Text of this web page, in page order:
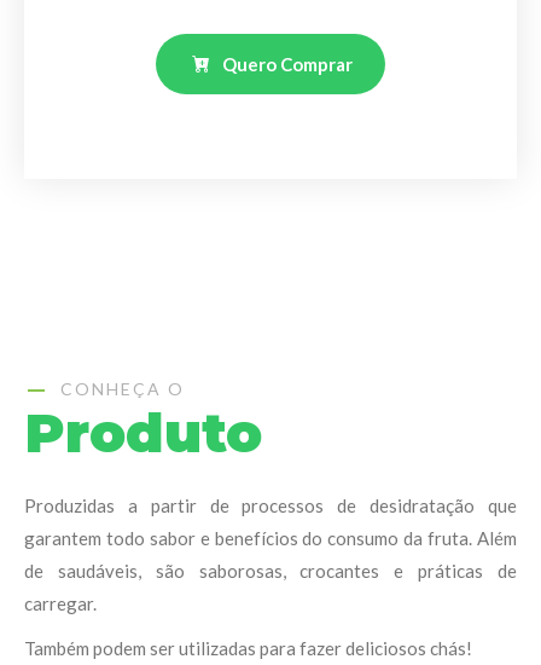
Quero Comprar
CONHEÇA O
Produto
Produzidas a partir de processos de desidratação que
garantem todo sabor e benefícios do consumo da fruta. Além
de saudáveis, são saborosas, crocantes e práticas de
carregar.
Também podem ser utilizadas para fazer deliciosos chás!